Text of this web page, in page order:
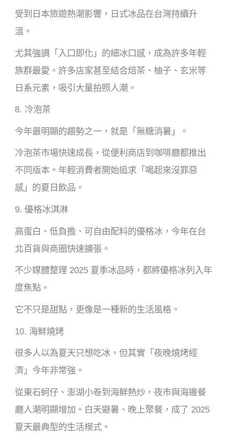
受到日本旅遊熱潮影響，日式冰品在台灣持續升
溫。
尤其強調「入口即化」的細冰口感，成為許多年輕
族群最愛。許多店家甚至結合焙茶、柚子、玄米等
日系元素，吸引大量拍照人潮。
8. 冷泡茶
今年最明顯的趨勢之一，就是「無糖消暑」。
冷泡茶市場快速成長，從便利商店到咖啡廳都推出
不同版本。年輕消費者開始追求「喝起來沒罪惡
感」的夏日飲品。
9. 優格冰淇淋
高蛋白、低負擔、可自由配料的優格冰，今年在台
北百貨與商圈快速擴張。
不少媒體整理 2025 夏季冰品時，都將優格冰列入年
度焦點。
它不只是甜點，更像是一種新的生活風格。
10. 海鮮燒烤
很多人以為夏天只想吃冰，但其實「夜晚燒烤經
濟」今年非常強。
從東石蚵仔、澎湖小卷到海鮮熱炒，夜市與海邊餐
廳人潮明顯增加。白天避暑、晚上聚餐，成了 2025
夏天最典型的生活模式。